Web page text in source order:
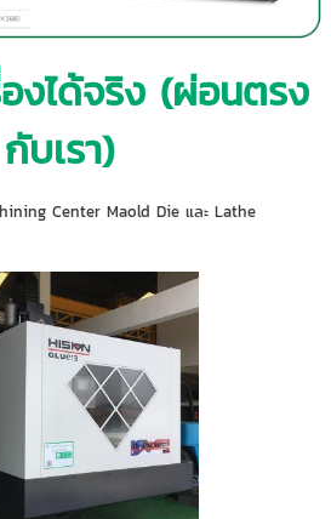
งได้จริง (ผ่อนตรง
กับเรา)
Center Maold Die และ Lathe